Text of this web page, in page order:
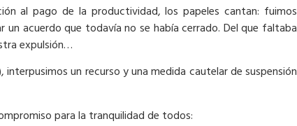
al pago de la productividad, los papeles cantan: fuimos
acuerdo que todavía no se había cerrado. Del que faltaba
expulsión…
un recurso y una medida cautelar de suspensión
para la tranquilidad de todos: